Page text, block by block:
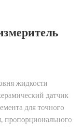
жидкости
датчик
для точного
пропорционального